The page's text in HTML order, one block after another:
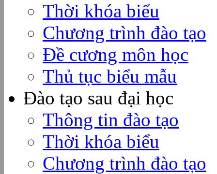
Thời khóa biểu
Chương trình đào tạo
Đề cương môn học
Thủ tục biểu mẫu
Đào tạo sau đại học
Thông tin đào tạo
Thời khóa biểu
Chương trình đào tạo